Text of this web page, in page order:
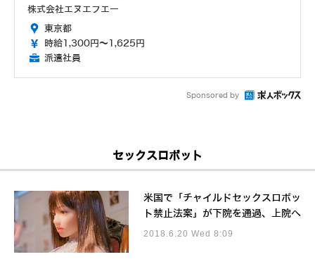
株式会社エヌエフエー
東京都
時給1,300円～1,625円
派遣社員
Sponsored by
セックスロボット
米国で「チャイルドセックスロボッ
ト禁止法案」が下院を通過、上院へ
2018.6.20 Wed 8:09